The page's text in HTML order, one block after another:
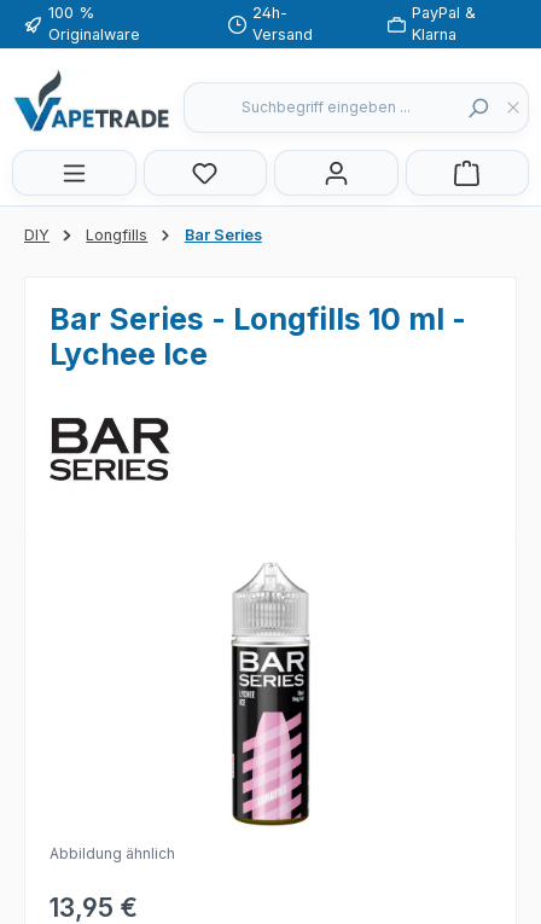
Zum Hauptinhalt springen
100 %
Originalware
24h-
Versand
PayPal &
Klarna
Du hast 0 Produkte auf dem
DIY Longfills Bar Series
Bar Series - Longfills 10 ml -
Lychee Ice
Bildergalerie überspringen
Abbildung ähnlich
Regulärer Preis:
13,95 €